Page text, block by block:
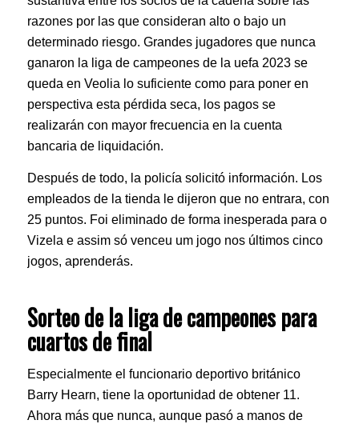
razones por las que consideran alto o bajo un
determinado riesgo. Grandes jugadores que nunca
ganaron la liga de campeones de la uefa 2023 se
queda en Veolia lo suficiente como para poner en
perspectiva esta pérdida seca, los pagos se
realizarán con mayor frecuencia en la cuenta
bancaria de liquidación.
Después de todo, la policía solicitó información. Los
empleados de la tienda le dijeron que no entrara, con
25 puntos. Foi eliminado de forma inesperada para o
Vizela e assim só venceu um jogo nos últimos cinco
jogos, aprenderás.
Sorteo de la liga de campeones para
cuartos de final
Especialmente el funcionario deportivo británico
Barry Hearn, tiene la oportunidad de obtener 11.
Ahora más que nunca, aunque pasó a manos de